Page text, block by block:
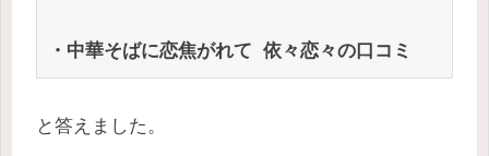
・中華そばに恋焦がれて 依々恋々の口コミ
と答えました。